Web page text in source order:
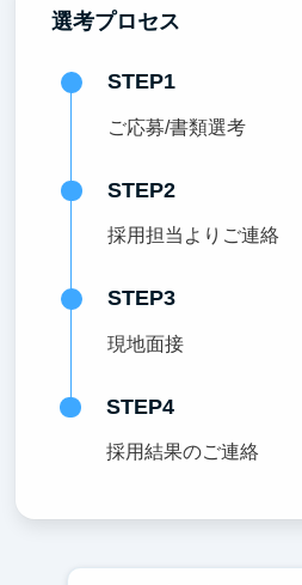
選考プロセス
STEP1
ご応募/書類選考
STEP2
採用担当よりご連絡
STEP3
現地面接
STEP4
採用結果のご連絡